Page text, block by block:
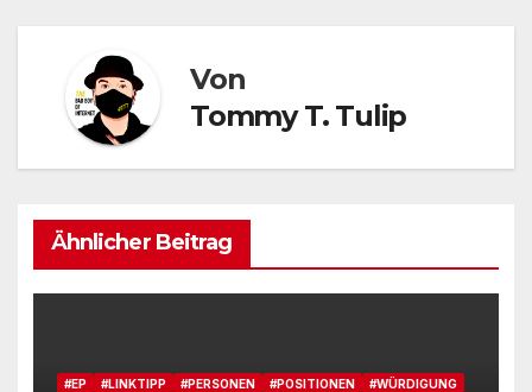
Von
Tommy T. Tulip
Ähnlicher Beitrag
#EP #LINKTIPP #PERSONEN #POSITIONEN #WÜRDIGUNG